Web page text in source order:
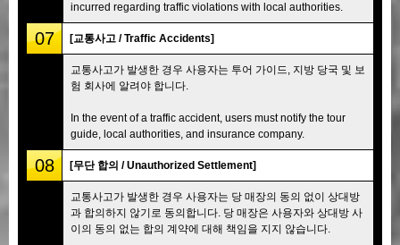
incurred regarding traffic violations with local authorities.
07 [교통사고 / Traffic Accidents]
교통사고가 발생한 경우 사용자는 투어 가이드, 지방 당국 및 보
험 회사에 알려야 합니다.
In the event of a traffic accident, users must notify the tour
guide, local authorities, and insurance company.
08 [무단 합의 / Unauthorized Settlement]
교통사고가 발생한 경우 사용자는 당 매장의 동의 없이 상대방
과 합의하지 않기로 동의합니다. 당 매장은 사용자와 상대방 사
이의 동의 없는 합의 계약에 대해 책임을 지지 않습니다.